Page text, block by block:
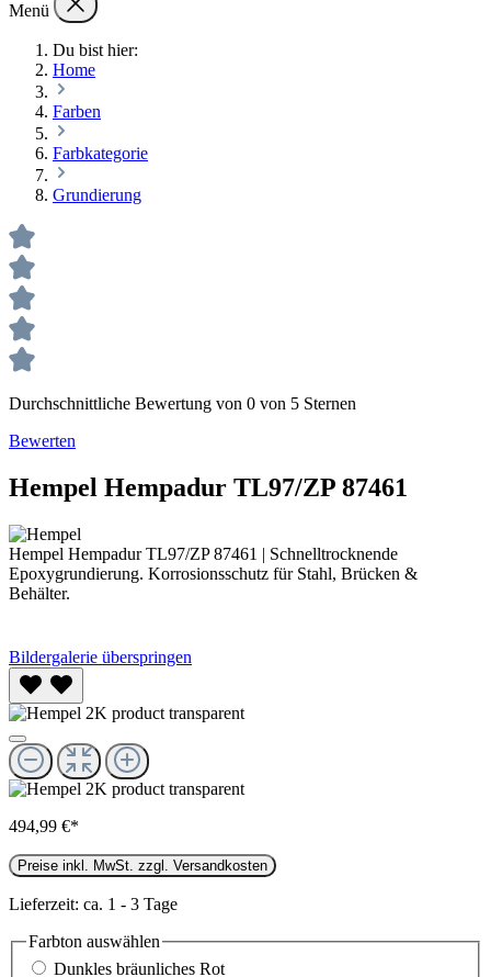
Menü
Du bist hier:
Home
Farben
Farbkategorie
Grundierung
Durchschnittliche Bewertung von 0 von 5 Sternen
Bewerten
Hempel Hempadur TL97/ZP 87461
Hempel Hempadur TL97/ZP 87461 | Schnelltrocknende
Epoxygrundierung. Korrosionsschutz für Stahl, Brücken &
Behälter.
Bildergalerie überspringen
494,99 €*
Preise inkl. MwSt. zzgl. Versandkosten
Lieferzeit: ca. 1 - 3 Tage
Farbton auswählen
Dunkles bräunliches Rot